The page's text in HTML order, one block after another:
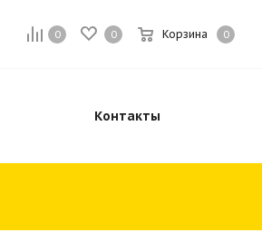
0 0 Корзина 0
Контакты